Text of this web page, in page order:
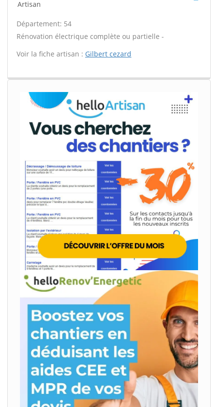
Artisan
Département: 54
Rénovation électrique complète ou partielle -
Voir la fiche artisan : Gilbert cezard